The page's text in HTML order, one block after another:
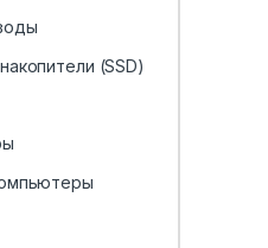
(SSD)